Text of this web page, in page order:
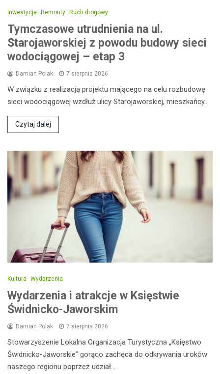
Inwestycje Remonty Ruch drogowy
Tymczasowe utrudnienia na ul.
Starojaworskiej z powodu budowy sieci
wodociągowej – etap 3
Damian Polak 7 sierpnia 2026
W związku z realizacją projektu mającego na celu rozbudowę
sieci wodociągowej wzdłuż ulicy Starojaworskiej, mieszkańcy…
Czytaj dalej
Kultura Wydarzenia
Wydarzenia i atrakcje w Księstwie
Świdnicko-Jaworskim
Damian Polak 7 sierpnia 2026
Stowarzyszenie Lokalna Organizacja Turystyczna „Księstwo
Świdnicko-Jaworskie” gorąco zachęca do odkrywania uroków
naszego regionu poprzez udział…